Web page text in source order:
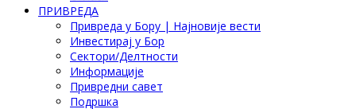
ПРИВРЕДА
Привреда у Бору | Најновије вести
Инвестирај у Бор
Сектори/Делтности
Информације
Привредни савет
Подршка